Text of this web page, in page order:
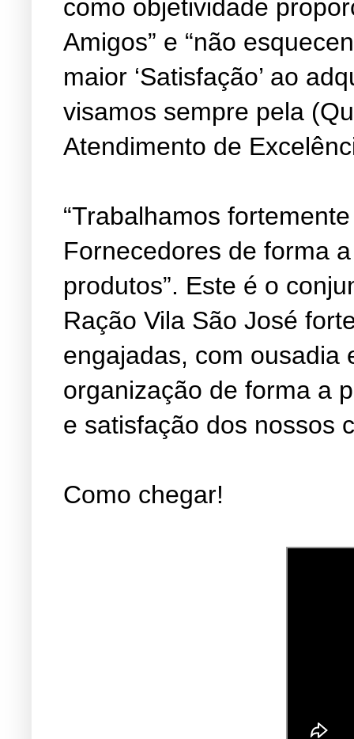
como objetividade
Amigos” e “não
maior ‘Satisfação’ ao
visamos sempre pela
Atendimento de
“Trabalhamos
Fornecedores de forma
produtos”. Este é o
Ração Vila São José
engajadas, com ousadia
organização de forma a
e satisfação dos nossos
Como chegar!